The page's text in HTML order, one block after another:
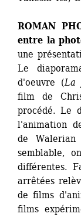
ROMAN
entre la
une
Le
d'oeuvre (La
film de
procédé. Le
l'animation
de
semblable,
différentes.
arrêtées
de films
films